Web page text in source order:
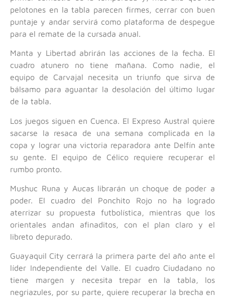
pelotones en la tabla parecen firmes, cerrar con buen
puntaje y andar servirá como plataforma de despegue
para el remate de la cursada anual.
Manta y Libertad abrirán las acciones de la fecha. El
cuadro atunero no tiene mañana. Como nadie, el
equipo de Carvajal necesita un triunfo que sirva de
bálsamo para aguantar la desolación del último lugar
de la tabla.
Los juegos siguen en Cuenca. El Expreso Austral quiere
sacarse la resaca de una semana complicada en la
copa y lograr una victoria reparadora ante Delfín ante
su gente. El equipo de Célico requiere recuperar el
rumbo pronto.
Mushuc Runa y Aucas librarán un choque de poder a
poder. El cuadro del Ponchito Rojo no ha logrado
aterrizar su propuesta futbolística, mientras que los
orientales andan afinaditos, con el plan claro y el
libreto depurado.
Guayaquil City cerrará la primera parte del año ante el
líder Independiente del Valle. El cuadro Ciudadano no
tiene margen y necesita trepar en la tabla, los
negriazules, por su parte, quiere recuperar la brecha en